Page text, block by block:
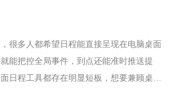
很多人都希望日程能直接呈现在电脑桌面
能把控全局事件，到点还能准时推送提
日程工具都存在明显短板，想要兼顾桌面